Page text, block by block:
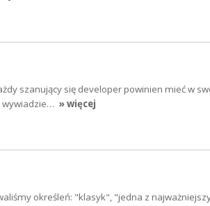
szanujący się developer powinien mieć w
wywiadzie… » więcej
określeń: "klasyk", "jedna z